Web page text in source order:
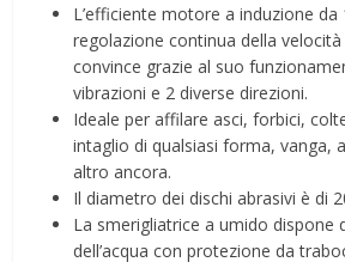
L’efficiente motore a induzione da
regolazione continua della velocità
convince grazie al suo
vibrazioni e 2 diverse direzioni.
Ideale per affilare asci, forbici,
intaglio di qualsiasi forma, vanga,
altro ancora.
Il diametro dei dischi abrasivi è di
La smerigliatrice a umido dispone
dell’acqua con protezione da